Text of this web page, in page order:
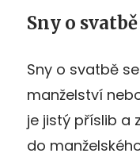
Sny o
Sny o svatbě
manželství
je jistý příslib a
do